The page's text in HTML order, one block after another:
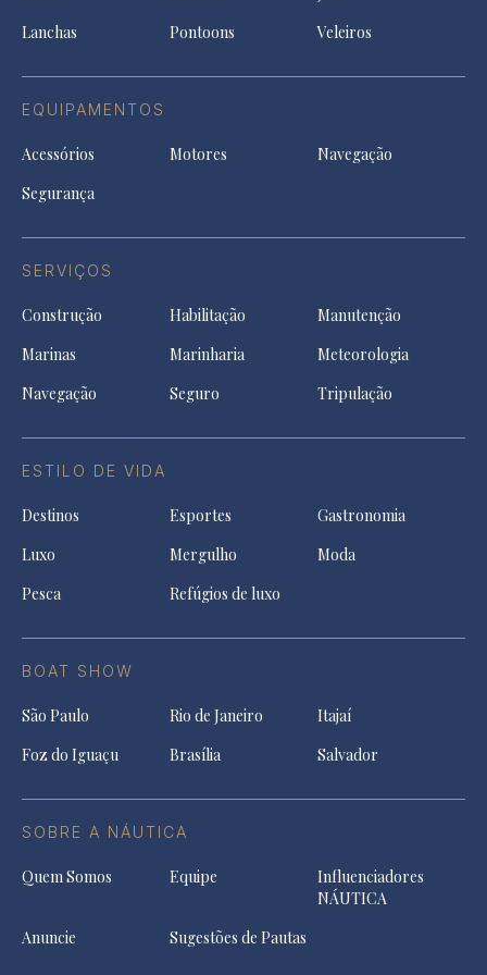
Lanchas
Pontoons Veleiros
EQUIPAMENTOS
Acessórios Motores
Navegação
Segurança
SERVIÇOS
Construção Habilitação
Manutenção
Marinas
Marinharia
Meteorologia
Navegação
Seguro Tripulação
ESTILO DE VIDA
Destinos Esportes
Gastronomia
Luxo
Mergulho
Moda
Pesca
Refúgios de luxo
BOAT SHOW
São Paulo Rio de Janeiro
Itajaí
Foz do Iguaçu
Brasília Salvador
SOBRE A NÁUTICA
Quem Somos Equipe
Influenciadores
NÁUTICA
Anuncie
Sugestões de Pautas